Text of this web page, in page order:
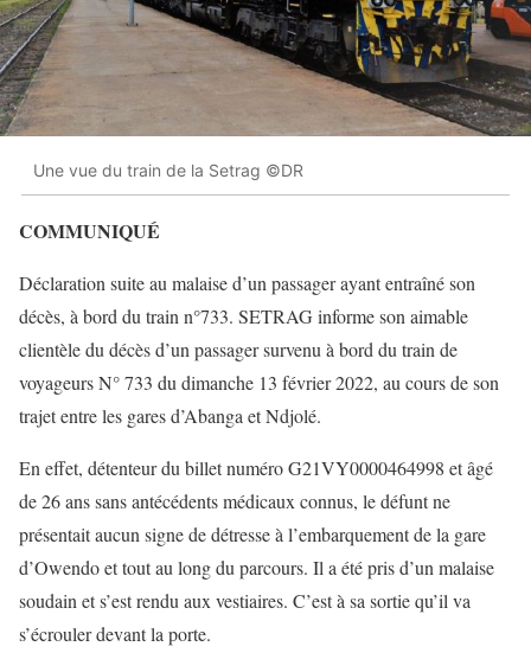
Une vue du train de la Setrag ©DR
COMMUNIQUÉ
Déclaration suite au malaise d’un passager ayant entraîné son
décès, à bord du train n°733. SETRAG informe son aimable
clientèle du décès d’un passager survenu à bord du train de
voyageurs N° 733 du dimanche 13 février 2022, au cours de son
trajet entre les gares d’Abanga et Ndjolé.
En effet, détenteur du billet numéro G21VY0000464998 et âgé
de 26 ans sans antécédents médicaux connus, le défunt ne
présentait aucun signe de détresse à l’embarquement de la gare
d’Owendo et tout au long du parcours. Il a été pris d’un malaise
soudain et s’est rendu aux vestiaires. C’est à sa sortie qu’il va
s’écrouler devant la porte.